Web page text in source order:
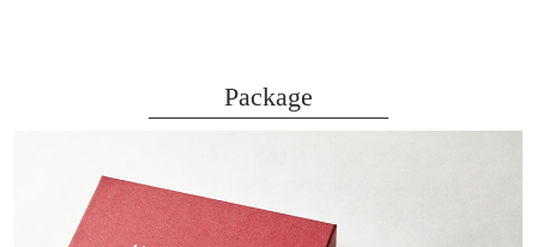
Package